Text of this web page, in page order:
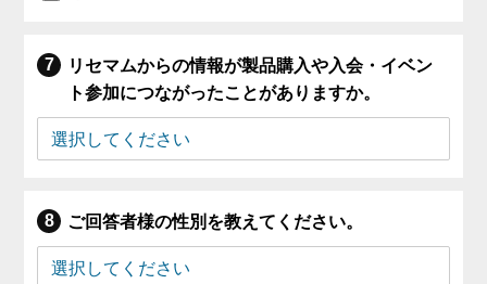
リセマムからの情報が製品購入や入会・イベン
ト参加につながったことがありますか。
ご回答者様の性別を教えてください。